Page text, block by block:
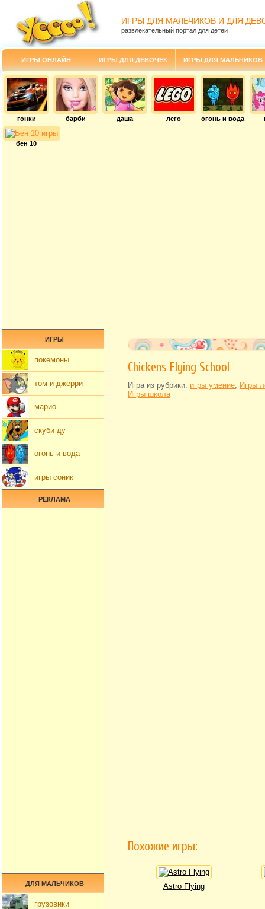
ИГРЫ ДЛЯ МАЛЬЧИКОВ И ДЛЯ
развлекательный портал для детей
ИГРЫ ОНЛАЙН ИГРЫ ДЛЯ ДЕВОЧЕК ИГРЫ ДЛЯ МАЛЬЧИКОВ
гонки барби даша лего огонь и вода
бен 10
Chickens Flying School
Игра из рубрики: игры умение, Игры
Игры школа
Похожие игры:
Astro Flying
ИГРЫ
покемоны
том и джерри
марио
скуби ду
огонь и вода
игры соник
РЕКЛАМА
ДЛЯ МАЛЬЧИКОВ
грузовики